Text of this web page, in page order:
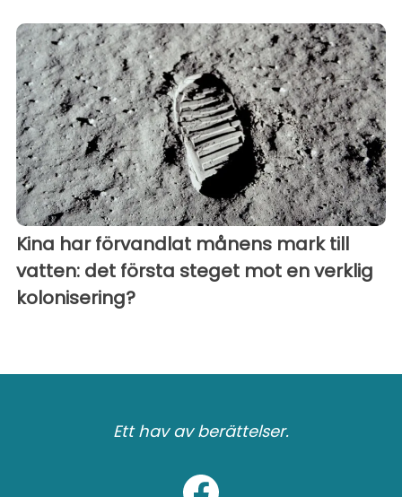
Kina har förvandlat månens mark till
vatten: det första steget mot en verklig
kolonisering?
Ett hav av berättelser.